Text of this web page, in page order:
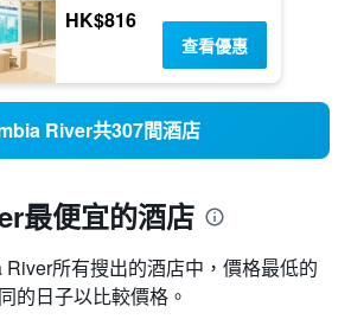
HK$816
查看優惠
River共307間酒店
最便宜的酒店
所有搜出的酒店中，價格最低的
的日子以比較價格。